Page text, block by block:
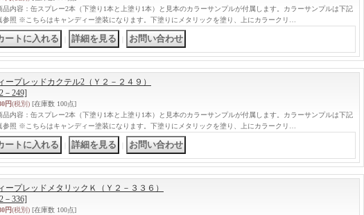
内容：缶スプレー2本（下塗り1本と上塗り1本）と見本のカラーサンプルが付属します。カラーサンプルは下記
参照 ※こちらはキャンディー塗装になります。下塗りにメタリックを塗り、上にカラークリ…
ープレッドカクテル2（Ｙ２－２４９）
－249]
円(税別) [在庫数 100点]
内容：缶スプレー2本（下塗り1本と上塗り1本）と見本のカラーサンプルが付属します。カラーサンプルは下記
参照 ※こちらはキャンディー塗装になります。下塗りにメタリックを塗り、上にカラークリ…
ープレッドメタリックＫ（Ｙ２－３３６）
－336]
円(税別) [在庫数 100点]